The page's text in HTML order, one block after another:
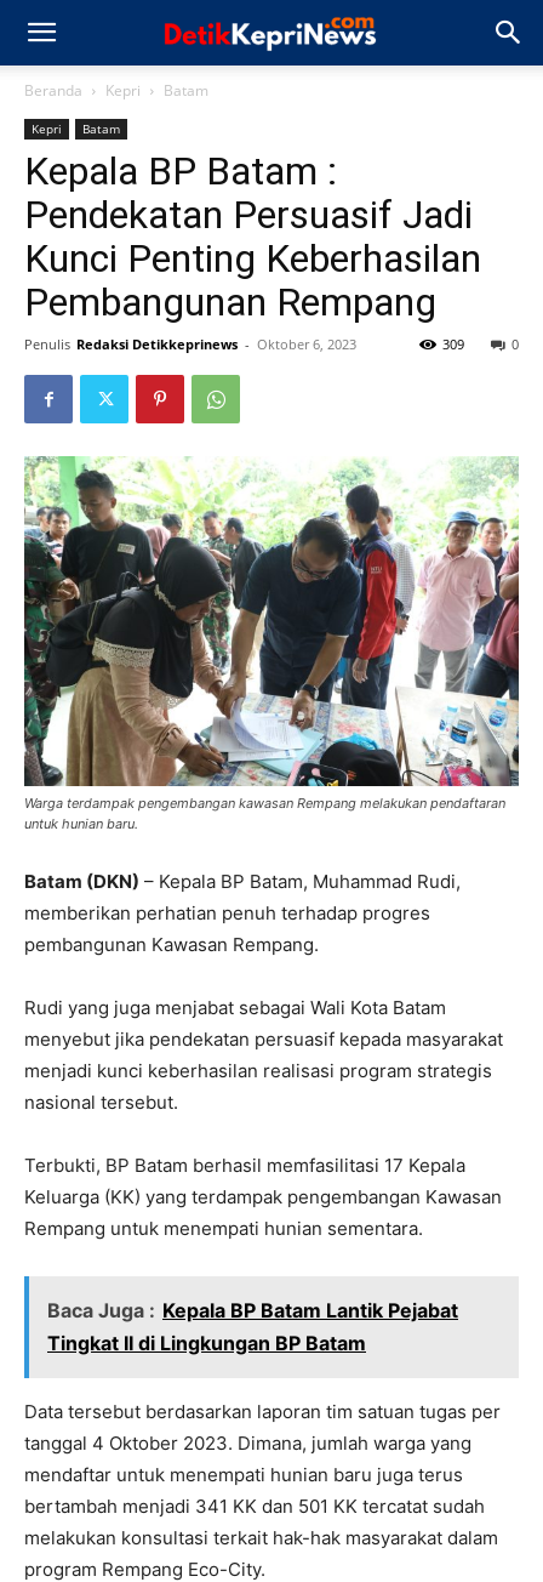
Beranda Kepri Batam
Kepri Batam
Kepala BP Batam :
Pendekatan Persuasif Jadi
Kunci Penting Keberhasilan
Pembangunan Rempang
Penulis Redaksi Detikkeprinews - Oktober 6, 2023 0
309
Warga terdampak pengembangan kawasan Rempang melakukan pendaftaran
untuk hunian baru.
Batam (DKN) – Kepala BP Batam, Muhammad Rudi,
memberikan perhatian penuh terhadap progres
pembangunan Kawasan Rempang.
Rudi yang juga menjabat sebagai Wali Kota Batam
menyebut jika pendekatan persuasif kepada masyarakat
menjadi kunci keberhasilan realisasi program strategis
nasional tersebut.
Terbukti, BP Batam berhasil memfasilitasi 17 Kepala
Keluarga (KK) yang terdampak pengembangan Kawasan
Rempang untuk menempati hunian sementara.
Baca Juga : Kepala BP Batam Lantik Pejabat
Tingkat II di Lingkungan BP Batam
Data tersebut berdasarkan laporan tim satuan tugas per
tanggal 4 Oktober 2023. Dimana, jumlah warga yang
mendaftar untuk menempati hunian baru juga terus
bertambah menjadi 341 KK dan 501 KK tercatat sudah
melakukan konsultasi terkait hak-hak masyarakat dalam
program Rempang Eco-City.